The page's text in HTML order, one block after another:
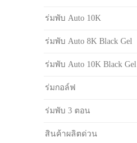
ร่มพับ Auto 10K
ร่มพับ Auto 8K Black Gel
ร่มพับ Auto 10K Black Gel
ร่มกอล์ฟ
ร่มพับ 3 ตอน
สินค้าผลิตด่วน